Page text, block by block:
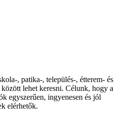
, patika-, település-, étterem- és
lehet keresni. Célunk, hogy a
egyszerűen, ingyenesen és jól
elérhetők.